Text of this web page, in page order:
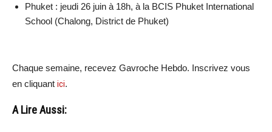
Phuket : jeudi 26 juin à 18h, à la BCIS Phuket International
School (Chalong, District de Phuket)
Chaque semaine, recevez Gavroche Hebdo. Inscrivez vous
en cliquant ici.
A Lire Aussi: